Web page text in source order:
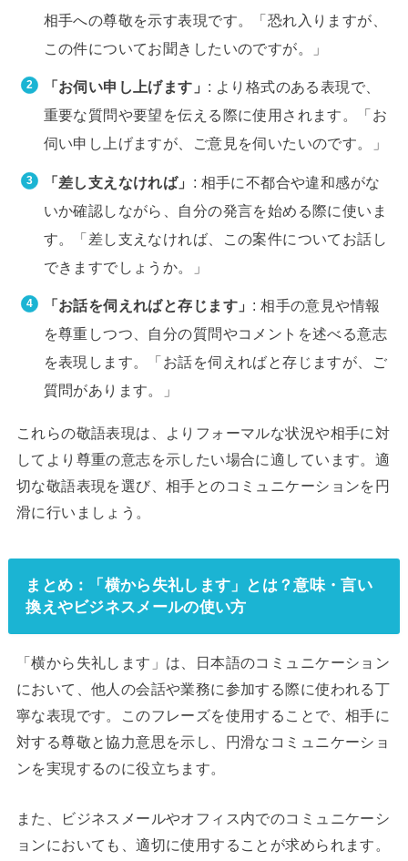
相手への尊敬を示す表現です。「恐れ入りますが、
この件についてお聞きしたいのですが。」
「お伺い申し上げます」 : より格式のある表現で、
重要な質問や要望を伝える際に使用されます。「お
伺い申し上げますが、ご意見を伺いたいのです。」
「差し支えなければ」 : 相手に不都合や違和感がな
いか確認しながら、自分の発言を始める際に使いま
す。「差し支えなければ、この案件についてお話し
できますでしょうか。」
「お話を伺えればと存じます」 : 相手の意見や情報
を尊重しつつ、自分の質問やコメントを述べる意志
を表現します。「お話を伺えればと存じますが、ご
質問があります。」
これらの敬語表現は、よりフォーマルな状況や相手に対
してより尊重の意志を示したい場合に適しています。適
切な敬語表現を選び、相手とのコミュニケーションを円
滑に行いましょう。
まとめ：「横から失礼します」とは？意味・言い
換えやビジネスメールの使い方
「横から失礼します」は、日本語のコミュニケーション
において、他人の会話や業務に参加する際に使われる丁
寧な表現です。このフレーズを使用することで、相手に
対する尊敬と協力意思を示し、円滑なコミュニケーショ
ンを実現するのに役立ちます。
また、ビジネスメールやオフィス内でのコミュニケーシ
ョンにおいても、適切に使用することが求められます。